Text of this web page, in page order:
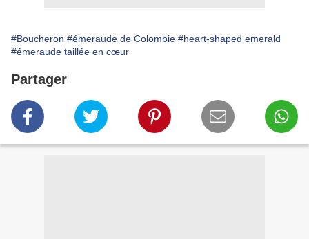
#Boucheron #émeraude de Colombie #heart-shaped emerald
#émeraude taillée en cœur
Partager